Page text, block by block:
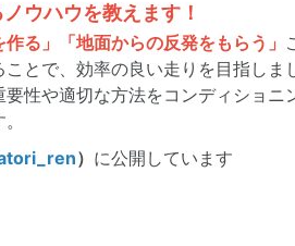
ウハウを教えます！
作る」 「地面からの反発をもらう 」
とで、効率の良い走りを目指しま
性や適切な方法をコンディショニ
） に公開しています